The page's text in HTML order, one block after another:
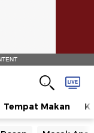
Tempat Makan